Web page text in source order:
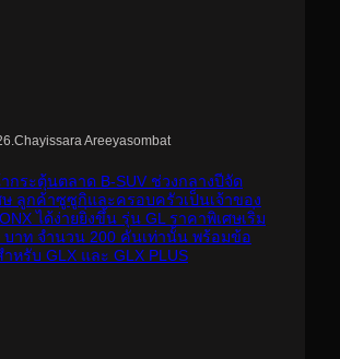
Chayissara Areeyasombat
กระตุ้นตลาด B-SUV ช่วงกลางปีจัด
ลูกค้าซูซูกิและครอบครัวเป็นเจ้าของ
ได้ง่ายยิ่งขึ้น รุ่น GL ราคาพิเศษเริ่ม
บาท จำนวน 200 คันเท่านั้น พร้อมข้อ
หรับ GLX และ GLX PLUS